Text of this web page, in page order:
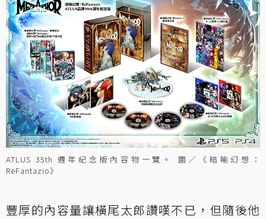
ATLUS 35th 週年紀念版內容物一覽。 圖／《暗喻幻想：
ReFantazio》
豐厚的內容量讓橫尾太郎讚嘆不已，但隨後他